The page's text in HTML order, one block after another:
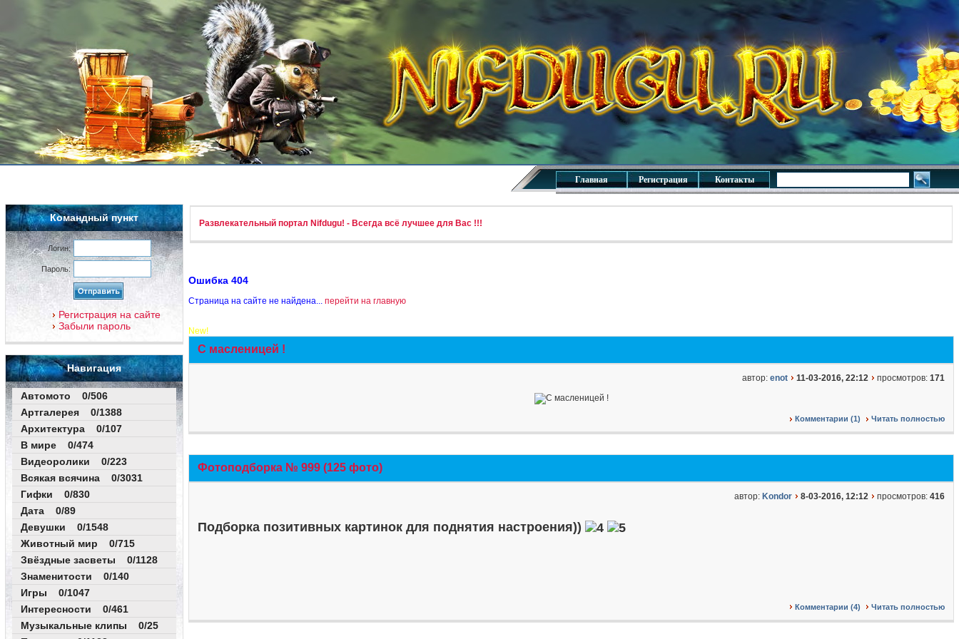
Главная Регистрация Контакты
Командный пункт
Логин:
Пароль:
Регистрация на сайте
Забыли пароль
Навигация
Автомото 0/506
Артгалерея 0/1388
Архитектура 0/107
В мире 0/474
Видеоролики 0/223
Всякая всячина 0/3031
Гифки 0/830
Дата 0/89
Девушки 0/1548
Животный мир 0/715
Звёздные засветы 0/1128
Знаменитости 0/140
Игры 0/1047
Интересности 0/461
Музыкальные клипы 0/25
Развлекательный портал Nifdugu! - Всегда всё лучшее для Вас !!!
Ошибка 404
Страница на сайте не найдена... перейти на главную
New!
С масленицей !
автор: enot 11-03-2016, 22:12 просмотров: 171
Комментарии (1) Читать полностью
Фотоподборка № 999 (125 фото)
автор: Kondor 8-03-2016, 12:12 просмотров: 416
Подборка позитивных картинок для поднятия настроения))
Комментарии (4) Читать полностью